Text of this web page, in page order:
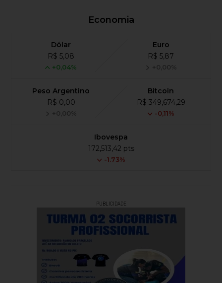
Economia
Dólar
R$ 5,08
+0,04%
Euro
R$ 5,87
+0,00%
Peso Argentino
R$ 0,00
+0,00%
Bitcoin
R$ 349,674,29
-0,11%
Ibovespa
172,513,42 pts
-1.73%
PUBLICIDADE